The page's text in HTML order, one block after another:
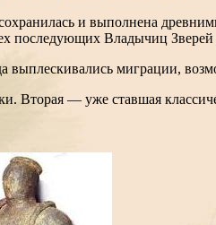
сохранилась и выполнена
последующих Владычиц Зверей
выплескивались миграции,
Вторая — уже ставшая